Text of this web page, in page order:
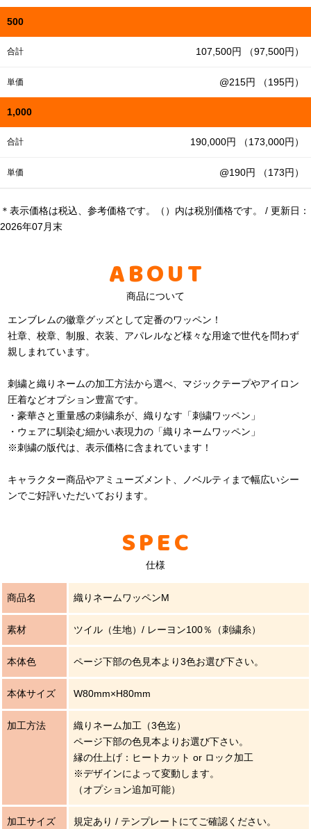
500
合計 107,500円 （97,500円）
単価 @215円 （195円）
1,000
合計 190,000円 （173,000円）
単価 @190円 （173円）
＊表示価格は税込、参考価格です。（）内は税別価格です。 / 更新日：
2026年07月末
ABOUT
商品について
エンブレムの徽章グッズとして定番のワッペン！
社章、校章、制服、衣装、アパレルなど様々な用途で世代を問わず
親しまれています。
刺繍と織りネームの加工方法から選べ、マジックテープやアイロン
圧着などオプション豊富です。
・豪華さと重量感の刺繍糸が、織りなす「刺繍ワッペン」
・ウェアに馴染む細かい表現力の「織りネームワッペン」
※刺繍の版代は、表示価格に含まれています！
キャラクター商品やアミューズメント、ノベルティまで幅広いシー
ンでご好評いただいております。
SPEC
仕様
商品名 織りネームワッペンM
素材 ツイル（生地）/ レーヨン100％（刺繍糸）
本体色 ページ下部の色見本より3色お選び下さい。
本体サイズ W80mm×H80mm
加工方法
織りネーム加工（3色迄）
ページ下部の色見本よりお選び下さい。
縁の仕上げ：ヒートカット or ロック加工
※デザインによって変動します。
（オプション追加可能）
加工サイズ 規定あり / テンプレートにてご確認ください。